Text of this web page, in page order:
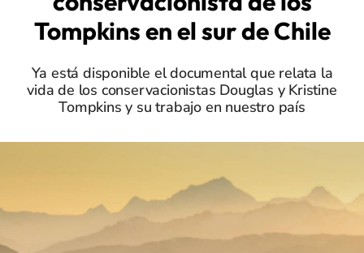
Tompkins en el sur de Chile
Ya está disponible el documental que relata la
vida de los conservacionistas Douglas y Kristine
Tompkins y su trabajo en nuestro país